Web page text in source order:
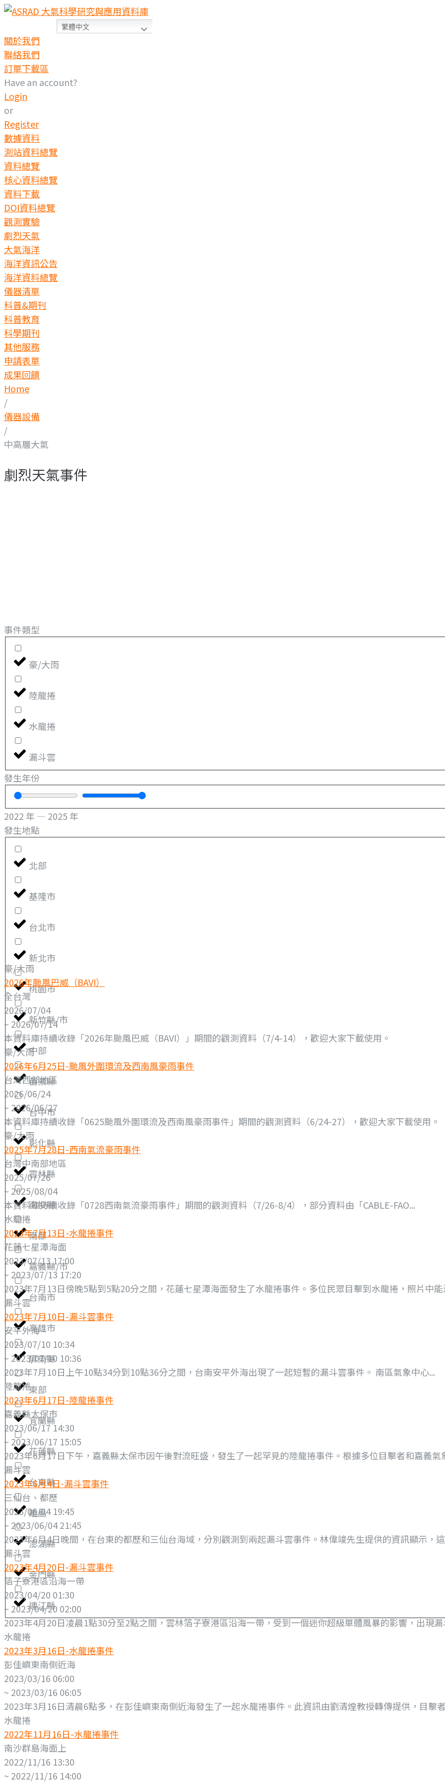
繁體中文
關於我們
聯絡我們
訂單下載區
Have an account?
Login
or
Register
數據資料
測站資料總覽
資料總覽
核心資料總覽
資料下載
DOI資料總覽
觀測實驗
劇烈天氣
大氣海洋
海洋資訊公告
海洋資料總覽
儀器清單
科普&期刊
科普教育
科學期刊
其他服務
申請表單
成果回饋
Home
/
儀器設備
/
中高層大氣
劇烈天氣事件
事件類型
豪/大雨
陸龍捲
水龍捲
漏斗雲
發生年份
2022 年 — 2025 年
發生地點
北部
基隆市
台北市
新北市
桃園市
新竹縣/市
中部
苗栗縣
台中市
彰化縣
雲林縣
南投縣
南部
嘉義縣/市
台南市
高雄市
屏東縣
東部
宜蘭縣
花蓮縣
台東縣
離島
澎湖縣
金門縣
連江縣
豪/大雨
2026年颱風巴威（BAVI）
全台灣
2026/07/04
~ 2026/07/14
本資料庫持續收錄「2026年颱風巴威（BAVI）」期間的觀測資料（7/4-14），歡迎大家下載使用。
豪/大雨
2026年6月25日-颱風外圍環流及西南風豪雨事件
台灣西部地區
2026/06/24
~ 2026/06/27
本資料庫持續收錄「0625颱風外圍環流及西南風豪雨事件」期間的觀測資料（6/24-27），歡迎大家下載使用。
豪/大雨
2025年7月28日-西南氣流豪雨事件
台灣中南部地區
2025/07/26
~ 2025/08/04
本資料庫持續收錄「0728西南氣流豪雨事件」期間的觀測資料（7/26-8/4），部分資料由「CABLE-FAO...
水龍捲
2023年7月13日-水龍捲事件
花蓮七星潭海面
2023/07/13 17:00
~ 2023/07/13 17:20
2023年7月13日傍晚5點到5點20分之間，花蓮七星潭海面發生了水龍捲事件。多位民眾目擊到水龍捲，照片中能
漏斗雲
2023年7月10日-漏斗雲事件
安平外海
2023/07/10 10:34
~ 2023/07/10 10:36
2023年7月10日上午10點34分到10點36分之間，台南安平外海出現了一起短暫的漏斗雲事件。 南區氣象中心...
陸龍捲
2023年6月17日-陸龍捲事件
嘉義縣太保市
2023/06/17 14:30
~ 2023/06/17 15:05
2023年6月17日下午，嘉義縣太保市因午後對流旺盛，發生了一起罕見的陸龍捲事件。根據多位目擊者和嘉義氣
漏斗雲
2023年6月4日-漏斗雲事件
三仙台、都歷
2023/06/04 19:45
~ 2023/06/04 21:45
2023年6月4日晚間，在台東的都歷和三仙台海域，分別觀測到兩起漏斗雲事件。林偉竣先生提供的資訊顯示，
漏斗雲
2023年4月20日-漏斗雲事件
箔子寮港區沿海一帶
2023/04/20 01:30
~ 2023/04/20 02:00
2023年4月20日凌晨1點30分至2點之間，雲林箔子寮港區沿海一帶，受到一個迷你超級單體風暴的影響，出現漏
水龍捲
2023年3月16日-水龍捲事件
彭佳嶼東南側近海
2023/03/16 06:00
~ 2023/03/16 06:05
2023年3月16日清晨6點多，在彭佳嶼東南側近海發生了一起水龍捲事件。此資訊由劉清煌教授轉傳提供，目擊
水龍捲
2022年11月16日-水龍捲事件
南沙群島海面上
2022/11/16 13:30
~ 2022/11/16 14:00